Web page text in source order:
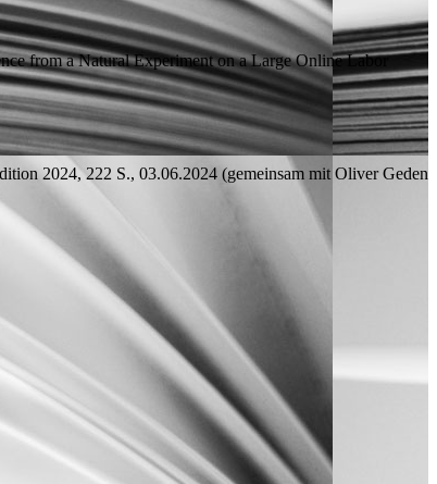
from a Natural Experiment on a Large Online Labor
2024, 222 S., 03.06.2024 (gemeinsam mit Oliver Geden